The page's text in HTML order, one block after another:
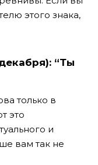
этого знака,
“Ты
только в
это
и
вам так не